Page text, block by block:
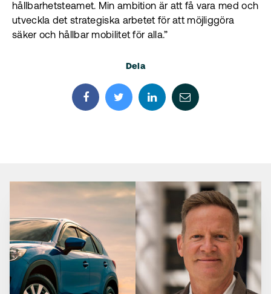
hållbarhetsteamet. Min ambition är att få vara med och
utveckla det strategiska arbetet för att möjliggöra
säker och hållbar mobilitet för alla.”
Dela